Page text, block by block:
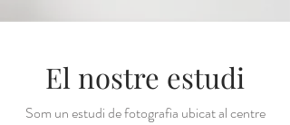
El nostre estudi
Som un estudi de fotografia ubicat al centre